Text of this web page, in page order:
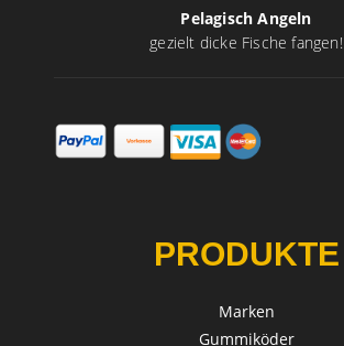
Pelagisch Angeln
gezielt dicke Fische fangen!
PRODUKTE
Marken
Gummiköder